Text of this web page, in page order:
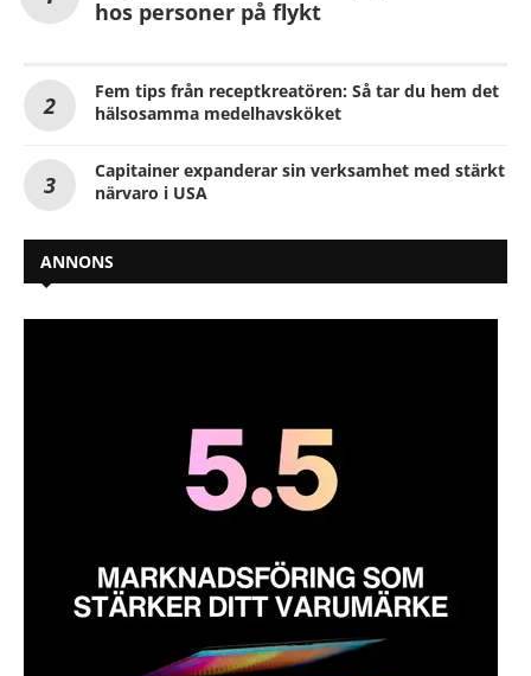
hos personer på flykt
Fem tips från receptkreatören: Så tar du hem det
hälsosamma medelhavsköket
Capitainer expanderar sin verksamhet med stärkt
närvaro i USA
ANNONS